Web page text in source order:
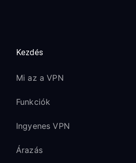
Kezdés
Mi az a VPN
Funkciók
Ingyenes VPN
Árazás